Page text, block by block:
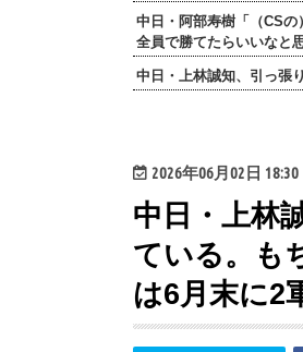
中日・阿部寿樹「（CS
全員で勝てたらいいなと
中日・上林誠知、引っ張
2026年06月02日 18:30
中日・上林
ている。も
は6月末に2